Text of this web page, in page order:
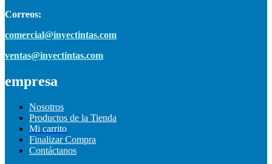
Correos:
comercial@inyectintas.com
ventas@inyectintas.com
empresa
Nosotros
Productos de la Tienda
Mi carrito
Finalizar Compra
Contáctanos